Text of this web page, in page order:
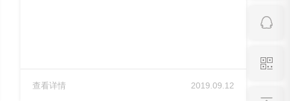
查看详情 2019.09.12